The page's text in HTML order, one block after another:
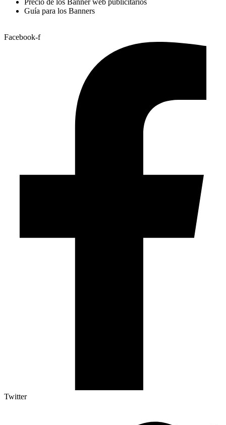
Precio de los Banner web publicitarios
Guía para los Banners
Facebook-f
Twitter